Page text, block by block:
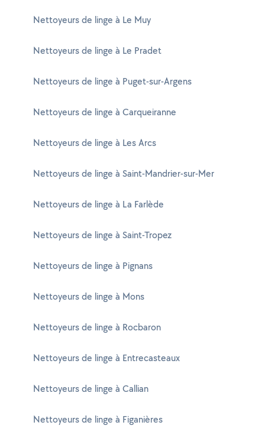
Nettoyeurs de linge à Le Muy
Nettoyeurs de linge à Le Pradet
Nettoyeurs de linge à Puget-sur-Argens
Nettoyeurs de linge à Carqueiranne
Nettoyeurs de linge à Les Arcs
Nettoyeurs de linge à Saint-Mandrier-sur-Mer
Nettoyeurs de linge à La Farlède
Nettoyeurs de linge à Saint-Tropez
Nettoyeurs de linge à Pignans
Nettoyeurs de linge à Mons
Nettoyeurs de linge à Rocbaron
Nettoyeurs de linge à Entrecasteaux
Nettoyeurs de linge à Callian
Nettoyeurs de linge à Figanières